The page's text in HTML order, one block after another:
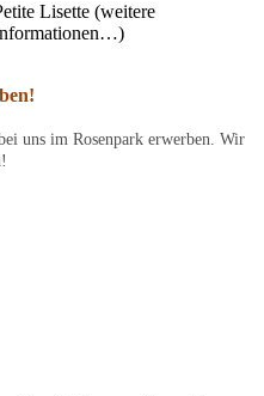
Lisette (weitere
uns im Rosenpark erwerben. Wir